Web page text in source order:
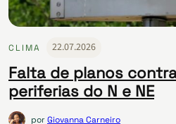
CLIMA 22.07.2026
Falta de planos
periferias do N e NE
porGiovanna Carneiro